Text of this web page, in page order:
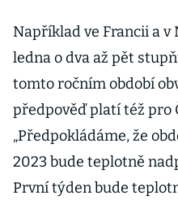
Například ve Francii a v
ledna o dva až pět
tomto ročním období
předpověď platí též pro
„Předpokládáme, že
2023 bude teplotně
První týden bude